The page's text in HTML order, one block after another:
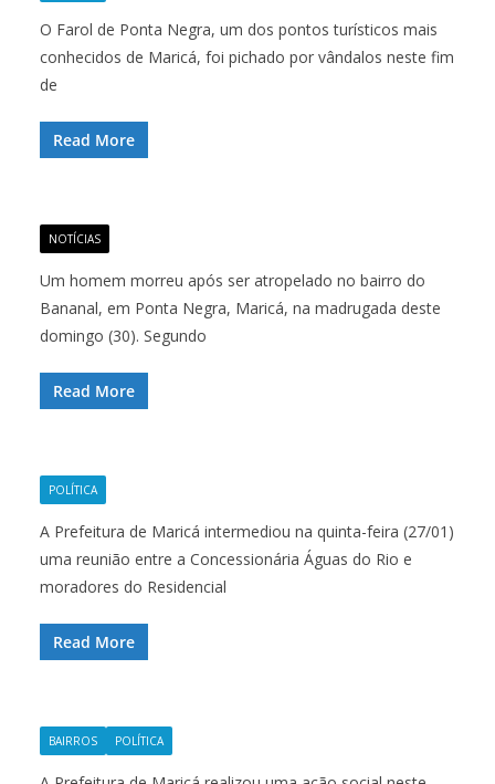
O Farol de Ponta Negra, um dos pontos turísticos mais
conhecidos de Maricá, foi pichado por vândalos neste fim
de
Read More
NOTÍCIAS
Um homem morreu após ser atropelado no bairro do
Bananal, em Ponta Negra, Maricá, na madrugada deste
domingo (30). Segundo
Read More
POLÍTICA
A Prefeitura de Maricá intermediou na quinta-feira (27/01)
uma reunião entre a Concessionária Águas do Rio e
moradores do Residencial
Read More
BAIRROS POLÍTICA